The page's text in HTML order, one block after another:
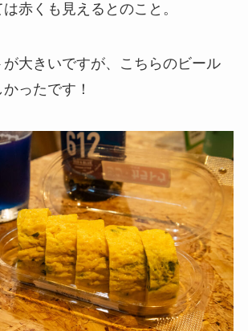
赤くも見えるとのこと。
大きいですが、こちらのビール
ったです！